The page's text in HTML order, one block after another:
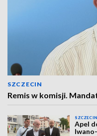
SZCZECIN
Remis w komisji.
SZCZECIN
Apel